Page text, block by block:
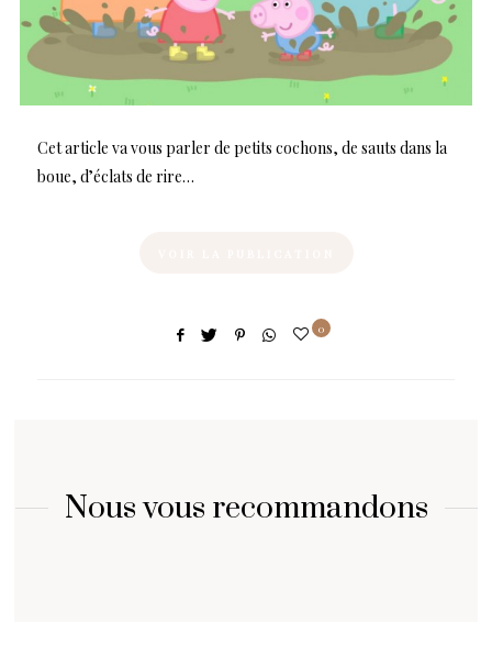
Cet article va vous parler de petits cochons, de sauts dans la
boue, d’éclats de rire…
0
Nous vous recommandons